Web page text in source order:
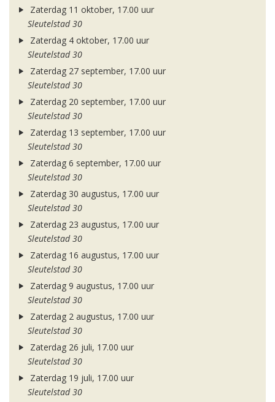
Zaterdag 11 oktober, 17.00 uur
Sleutelstad 30
Zaterdag 4 oktober, 17.00 uur
Sleutelstad 30
Zaterdag 27 september, 17.00 uur
Sleutelstad 30
Zaterdag 20 september, 17.00 uur
Sleutelstad 30
Zaterdag 13 september, 17.00 uur
Sleutelstad 30
Zaterdag 6 september, 17.00 uur
Sleutelstad 30
Zaterdag 30 augustus, 17.00 uur
Sleutelstad 30
Zaterdag 23 augustus, 17.00 uur
Sleutelstad 30
Zaterdag 16 augustus, 17.00 uur
Sleutelstad 30
Zaterdag 9 augustus, 17.00 uur
Sleutelstad 30
Zaterdag 2 augustus, 17.00 uur
Sleutelstad 30
Zaterdag 26 juli, 17.00 uur
Sleutelstad 30
Zaterdag 19 juli, 17.00 uur
Sleutelstad 30